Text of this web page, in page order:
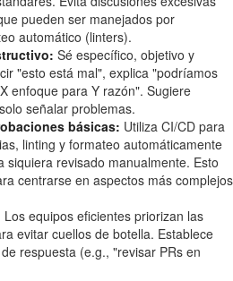
pueden ser manejados por
automático (linters).
Sé específico, objetivo y
"esto está mal", explica "podríamos
enfoque para Y razón". Sugiere
señalar problemas.
básicas: Utiliza CI/CD para
linting y formateo automáticamente
siquiera revisado manualmente. Esto
centrarse en aspectos más complejos
Los equipos eficientes priorizan las
evitar cuellos de botella. Establece
respuesta (e.g., "revisar PRs en